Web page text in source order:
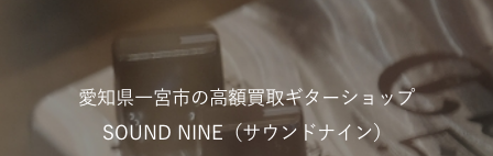
愛知県一宮市の高額買取ギターショップ
SOUND NINE（サウンドナイン）